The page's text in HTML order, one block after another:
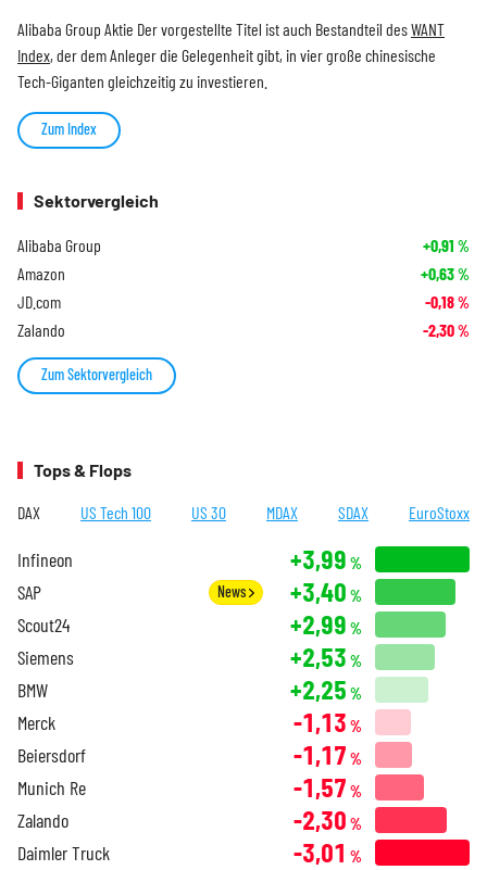
Alibaba Group Aktie Der vorgestellte Titel ist auch Bestandteil desWANT
Index, der dem Anleger die Gelegenheit gibt, in vier große chinesische
Tech-Giganten gleichzeitig zu investieren.
Zum Index
Sektorvergleich
Alibaba Group +0,91 %
Amazon +0,63%
JD.com -0,18%
Zalando -2,30%
Zum Sektorvergleich
Tops & Flops
DAX US Tech 100 US 30 MDAX SDAX EuroStoxx
Infineon +3,99 %
SAP News +3,40 %
Scout24 +2,99 %
Siemens +2,53 %
BMW +2,25 %
Merck -1,13 %
Beiersdorf -1,17 %
Munich Re -1,57 %
Zalando -2,30 %
Daimler Truck -3,01 %